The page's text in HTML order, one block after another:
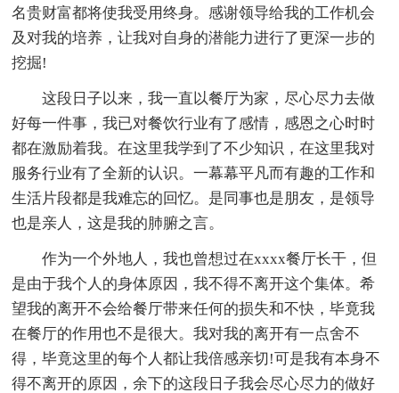
名贵财富都将使我受用终身。感谢领导给我的工作机会
及对我的培养，让我对自身的潜能力进行了更深一步的
挖掘!
这段日子以来，我一直以餐厅为家，尽心尽力去做
好每一件事，我已对餐饮行业有了感情，感恩之心时时
都在激励着我。在这里我学到了不少知识，在这里我对
服务行业有了全新的认识。一幕幕平凡而有趣的工作和
生活片段都是我难忘的回忆。是同事也是朋友，是领导
也是亲人，这是我的肺腑之言。
作为一个外地人，我也曾想过在xxxx餐厅长干，但
是由于我个人的身体原因，我不得不离开这个集体。希
望我的离开不会给餐厅带来任何的损失和不快，毕竟我
在餐厅的作用也不是很大。我对我的离开有一点舍不
得，毕竟这里的每个人都让我倍感亲切!可是我有本身不
得不离开的原因，余下的这段日子我会尽心尽力的做好